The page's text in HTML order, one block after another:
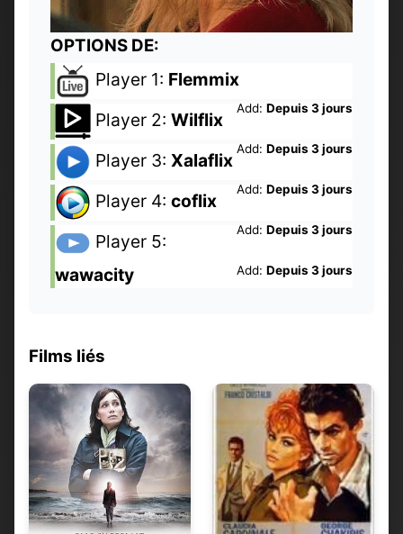
OPTIONS DE:
Player 1: Flemmix
Add: Depuis 3 jours
Player 2: Wilflix
Add: Depuis 3 jours
Player 3: Xalaflix
Add: Depuis 3 jours
Player 4: coflix
Add: Depuis 3 jours
Player 5:
wawacity
Add: Depuis 3 jours
Films liés